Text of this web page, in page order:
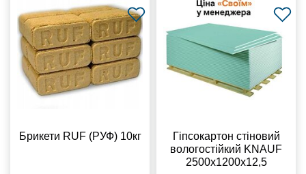
Брикети RUF (РУФ) 10кг
Гіпсокартон стіновий
вологостійкий KNAUF
2500х1200х12,5